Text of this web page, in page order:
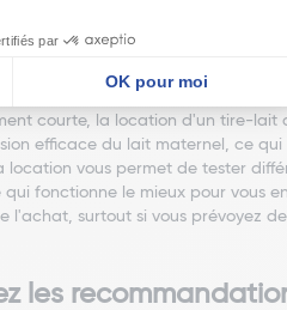
courte, la location d'un tire-
efficace du lait maternel, ce
vous permet de tester
fonctionne le mieux pour vous
surtout si vous prévoyez
les